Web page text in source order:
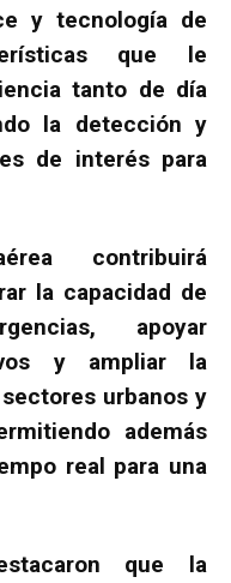
y tecnología de
que le
tanto de día
la detección y
de interés para
contribuirá
la capacidad de
apoyar
y ampliar la
urbanos y
además
real para una
que la